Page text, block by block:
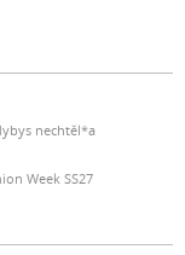
nechtěl*a
Week SS27